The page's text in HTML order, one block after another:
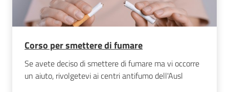
Corso per smettere di fumare
Se avete deciso di smettere di fumare ma vi occorre
un aiuto, rivolgetevi ai centri antifumo dell'Ausl